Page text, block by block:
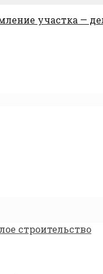
строительство